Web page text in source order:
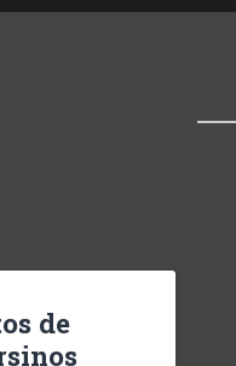
de